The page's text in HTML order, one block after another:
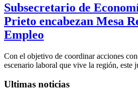
Subsecretario de
Prieto encabezan Mesa
Empleo
Con el objetivo de coordinar acciones
escenario laboral que vive la región, este
Ultimas noticias